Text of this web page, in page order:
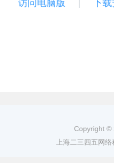
访问电脑版 | 下载
Copyright ©
上海二三四五网